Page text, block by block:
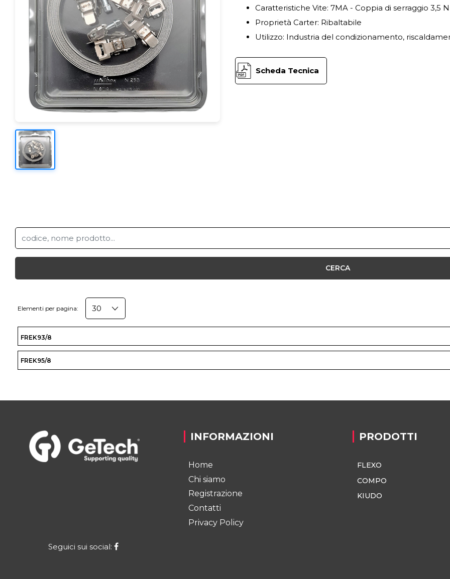
Caratteristiche Vite: 7MA - Coppia di serraggio 3,5
Proprietà Carter: Ribaltabile
Utilizzo: Industria del condizionamento,
Scheda Tecnica
Elementi per pagina:
FREK93/8
FREK95/8
Seguici sui social:
INFORMAZIONI
Home
Chi siamo
Registrazione
Contatti
Privacy Policy
PRODOTTI
FLEXO
COMPO
KIUDO